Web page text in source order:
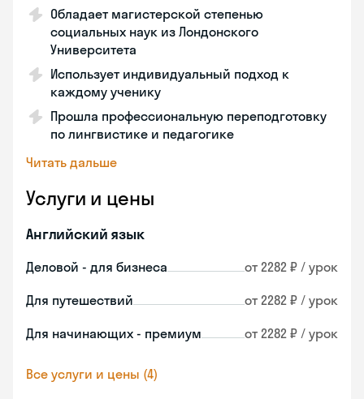
Обладает магистерской степенью
социальных наук из Лондонского
Университета
Использует индивидуальный подход к
каждому ученику
Прошла профессиональную переподготовку
по лингвистике и педагогике
Читать дальше
Услуги и цены
Английский язык
Деловой - для бизнеса от 2282 ₽ / урок
Для путешествий от 2282 ₽ / урок
Для начинающих - премиум от 2282 ₽ / урок
Все услуги и цены (4)